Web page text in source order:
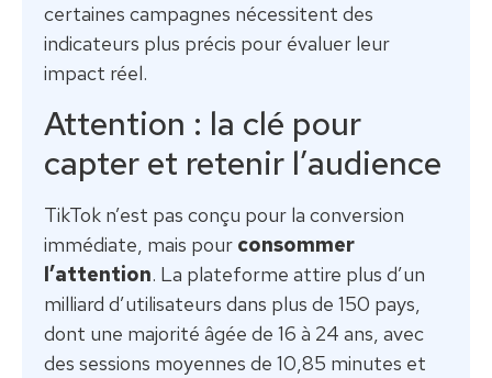
certaines campagnes nécessitent des
indicateurs plus précis pour évaluer leur
impact réel.
Attention : la clé pour
capter et retenir l’audience
TikTok n’est pas conçu pour la conversion
immédiate, mais pour consommer
l’attention. La plateforme attire plus d’un
milliard d’utilisateurs dans plus de 150 pays,
dont une majorité âgée de 16 à 24 ans, avec
des sessions moyennes de 10,85 minutes et